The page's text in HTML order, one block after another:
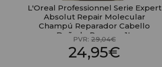
L'Oreal Professionnel Serie Expert
Absolut Repair Molecular
Champú Reparador Cabello
Dañado Recarga 1L
PVR: 29,04€
24,95€